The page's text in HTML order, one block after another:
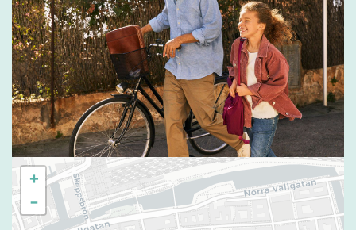
+
−